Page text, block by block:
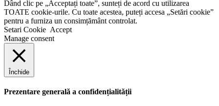
Dând clic pe „Acceptați toate”, sunteți de acord cu utilizarea
TOATE cookie-urile. Cu toate acestea, puteți accesa „Setări cookie”
pentru a furniza un consimțământ controlat.
Setari Cookie Accept
Manage consent
Închide
Prezentare generală a confidențialității